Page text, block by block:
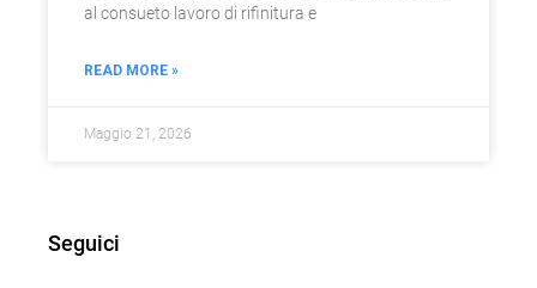
al consueto lavoro di rifinitura e
READ MORE »
Maggio 21, 2026
Seguici